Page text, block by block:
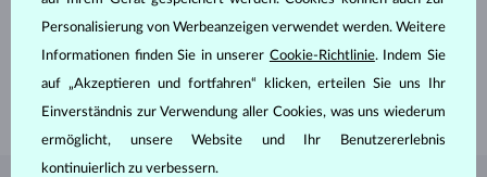
FANGEN SIE MIT DEM BESTEN AN
Lassen Sie sich von unseren beliebtesten Designs inspirieren. Unsere
Echtschmuck Kollektion vereint zeitlose Eleganz, traditionelles
Handwerk und raffiniertes Design.
Personalisierung von Werbeanzeigen verwendet werden. Weitere
Informationen finden Sie in unserer Cookie-Richtlinie. Indem Sie
auf „Akzeptieren und fortfahren“ klicken, erteilen Sie uns Ihr
Einverständnis zur Verwendung aller Cookies, was uns wiederum
ermöglicht, unsere Website und Ihr Benutzererlebnis
kontinuierlich zu verbessern.